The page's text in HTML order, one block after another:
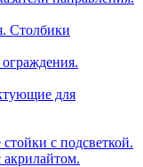
Столбики
для
с подсветкой.